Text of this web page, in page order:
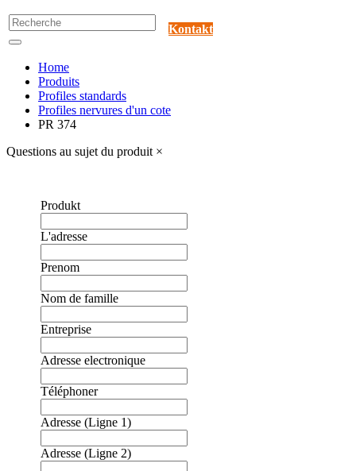
Kontakt
Home
Produits
Profiles standards
Profiles nervures d'un cote
PR 374
Questions au sujet du produit ×
Produkt
L'adresse
Prenom
Nom de famille
Entreprise
Adresse electronique
Téléphoner
Adresse (Ligne 1)
Adresse (Ligne 2)